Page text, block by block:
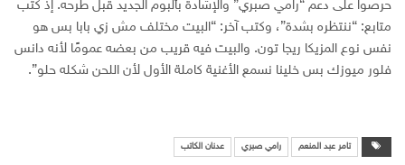
حرصوا على دعم “رامي صبري” والإشادة بألبوم الجديد قبل طرحه. إذ كتب
متابع: “ننتظره بشدة”، وكتب آخر: “البيت مختلف مش زي بابا بس هو
نفس نوع المزيكا ريجا تون. والبيت فيه قريب من بعضه عمومًا لأنه دانس
فلور ميوزك بس خلينا نسمع الأغنية كاملة الأول لأن اللحن شكله حلو”.
تامر عبد المنعم رامي صبري عدنان الكاتب